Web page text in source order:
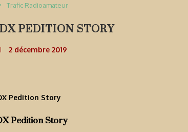
Trafic Radioamateur
PEDITION STORY
2 décembre 2019
Pedition Story